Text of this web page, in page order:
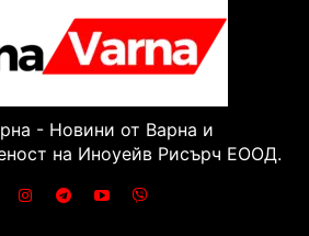
- Новини от Варна и
на Иноуейв Рисърч ЕООД.